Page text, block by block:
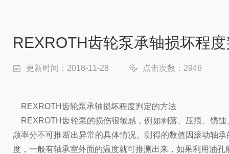
REXROTH齿轮泵承轴损坏程
更新时间：2018-11-28 点击次数：2946
REXROTH齿轮泵承轴损坏程度判定的方法
REXROTH齿轮泵的损伤很敏感，例如剥落、压痕、锈
频率分不可推断出异常的具体情况。测得的数值因滚动轴
度，一般有轴承室外面的温度就可推测出来，如果利用油